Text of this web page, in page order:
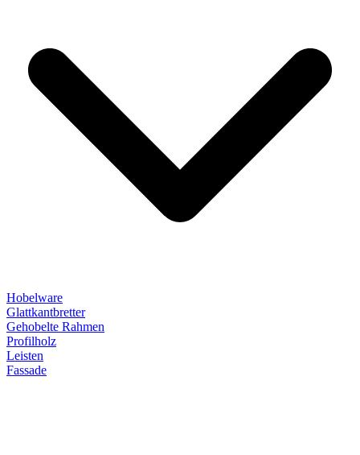
Hobelware
Glattkantbretter
Gehobelte Rahmen
Profilholz
Leisten
Fassade